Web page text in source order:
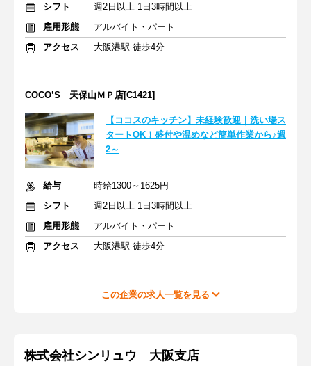
シフト
週2日以上 1日3時間以上
雇用形態
アルバイト・パート
アクセス
大阪港駅 徒歩4分
COCO’S 天保山ＭＰ店[C1421]
【ココスのキッチン】未経験歓迎｜洗い場ス
タートOK！盛付や温めなど簡単作業から♪週
2～
給与
時給1300～1625円
シフト
週2日以上 1日3時間以上
雇用形態
アルバイト・パート
アクセス
大阪港駅 徒歩4分
この企業の求人一覧を見る
株式会社シンリュウ 大阪支店